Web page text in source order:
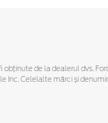
de la dealerul dvs.
Celelalte mărci și